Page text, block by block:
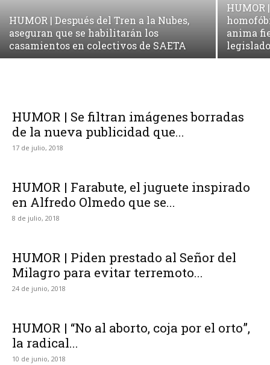
HUMOR | Después del Tren a la Nubes,
aseguran que se habilitarán los
casamientos en colectivos de SAETA
HUMOR
anima
HUMOR | Se filtran imágenes borradas
de la nueva publicidad que...
17 de julio, 2018
HUMOR | Farabute, el juguete inspirado
en Alfredo Olmedo que se...
8 de julio, 2018
HUMOR | Piden prestado al Señor del
Milagro para evitar terremoto...
24 de junio, 2018
HUMOR | “No al aborto, coja por el orto”,
la radical...
10 de junio, 2018